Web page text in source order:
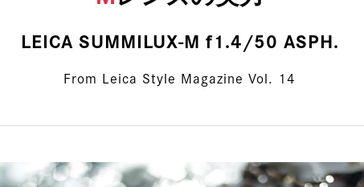
LEICA SUMMILUX-M f1.4/50 ASPH.
From Leica Style Magazine Vol. 14